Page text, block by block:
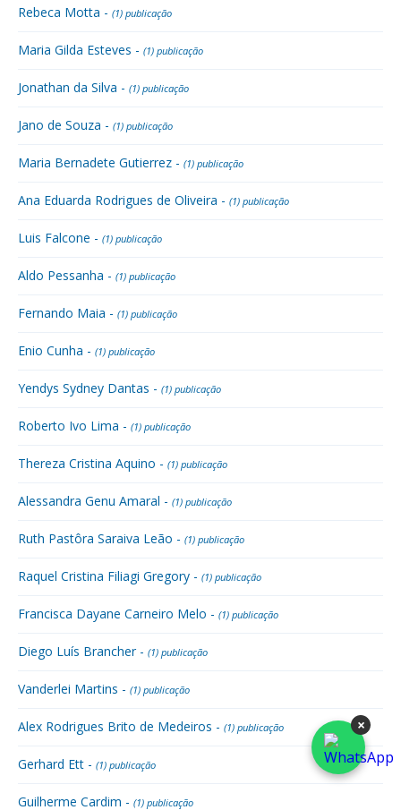
Rebeca Motta - (1) publicação
Maria Gilda Esteves - (1) publicação
Jonathan da Silva - (1) publicação
Jano de Souza - (1) publicação
Maria Bernadete Gutierrez - (1) publicação
Ana Eduarda Rodrigues de Oliveira - (1) publicação
Luis Falcone - (1) publicação
Aldo Pessanha - (1) publicação
Fernando Maia - (1) publicação
Enio Cunha - (1) publicação
Yendys Sydney Dantas - (1) publicação
Roberto Ivo Lima - (1) publicação
Thereza Cristina Aquino - (1) publicação
Alessandra Genu Amaral - (1) publicação
Ruth Pastôra Saraiva Leão - (1) publicação
Raquel Cristina Filiagi Gregory - (1) publicação
Francisca Dayane Carneiro Melo - (1) publicação
Diego Luís Brancher - (1) publicação
Vanderlei Martins - (1) publicação
Alex Rodrigues Brito de Medeiros - (1) publicação
Gerhard Ett - (1) publicação
Guilherme Cardim - (1) publicação
×